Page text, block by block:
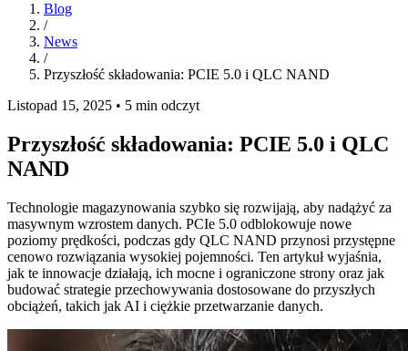
Blog
/
News
/
Przyszłość składowania: PCIE 5.0 i QLC NAND
Listopad 15, 2025 • 5 min odczyt
Przyszłość składowania: PCIE 5.0 i QLC
NAND
Technologie magazynowania szybko się rozwijają, aby nadążyć za
masywnym wzrostem danych. PCIe 5.0 odblokowuje nowe
poziomy prędkości, podczas gdy QLC NAND przynosi przystępne
cenowo rozwiązania wysokiej pojemności. Ten artykuł wyjaśnia,
jak te innowacje działają, ich mocne i ograniczone strony oraz jak
budować strategie przechowywania dostosowane do przyszłych
obciążeń, takich jak AI i ciężkie przetwarzanie danych.